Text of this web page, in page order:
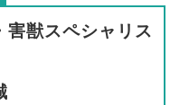
害獣スペシャリス